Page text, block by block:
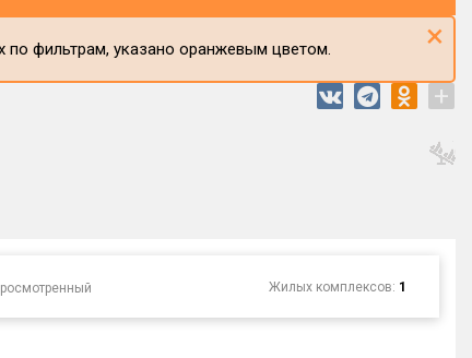
по фильтрам, указано оранжевым цветом. ×
+
Жилых комплексов: 1